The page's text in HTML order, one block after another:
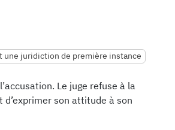
une juridiction de première instance
Le juge refuse à la
d’exprimer son attitude à son